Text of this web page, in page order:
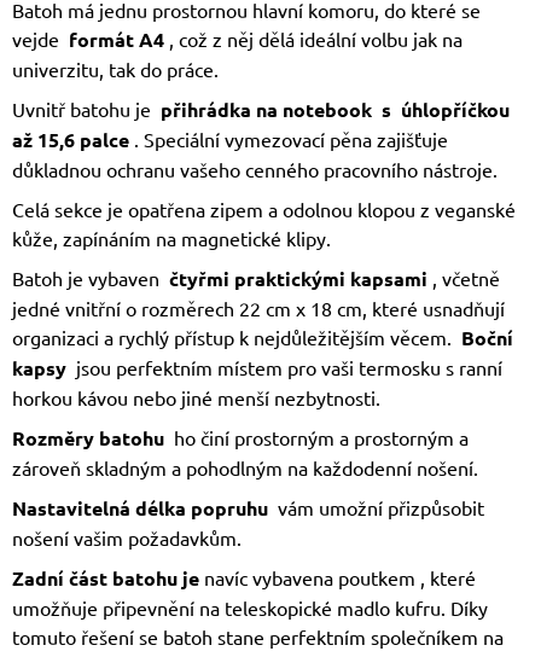
Batoh má jednu prostornou hlavní komoru, do které se
vejde formát A4 , což z něj dělá ideální volbu jak na
univerzitu, tak do práce.
Uvnitř batohu je přihrádka na notebook s úhlopříčkou
až 15,6 palce . Speciální vymezovací pěna zajišťuje
důkladnou ochranu vašeho cenného pracovního nástroje.
Celá sekce je opatřena zipem a odolnou klopou z veganské
kůže, zapínáním na magnetické klipy.
Batoh je vybaven čtyřmi praktickými kapsami , včetně
jedné vnitřní o rozměrech 22 cm x 18 cm, které usnadňují
organizaci a rychlý přístup k nejdůležitějším věcem. Boční
kapsy jsou perfektním místem pro vaši termosku s ranní
horkou kávou nebo jiné menší nezbytnosti.
Rozměry batohu ho činí prostorným a prostorným a
zároveň skladným a pohodlným na každodenní nošení.
Nastavitelná délka popruhu vám umožní přizpůsobit
nošení vašim požadavkům.
Zadní část batohu je navíc vybavena poutkem , které
umožňuje připevnění na teleskopické madlo kufru. Díky
tomuto řešení se batoh stane perfektním společníkem na